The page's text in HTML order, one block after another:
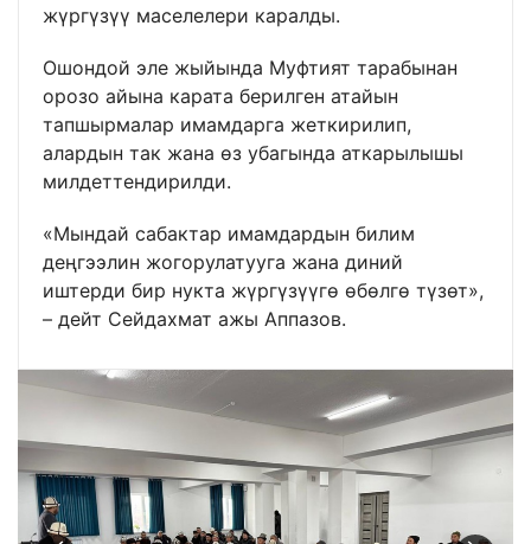
жүргүзүү маселелери каралды.
Ошондой эле жыйында Муфтият тарабынан
орозо айына карата берилген атайын
тапшырмалар имамдарга жеткирилип,
алардын так жана өз убагында аткарылышы
милдеттендирилди.
«Мындай сабактар имамдардын билим
деңгээлин жогорулатууга жана диний
иштерди бир нукта жүргүзүүгө өбөлгө түзөт»,
– дейт Сейдахмат ажы Аппазов.